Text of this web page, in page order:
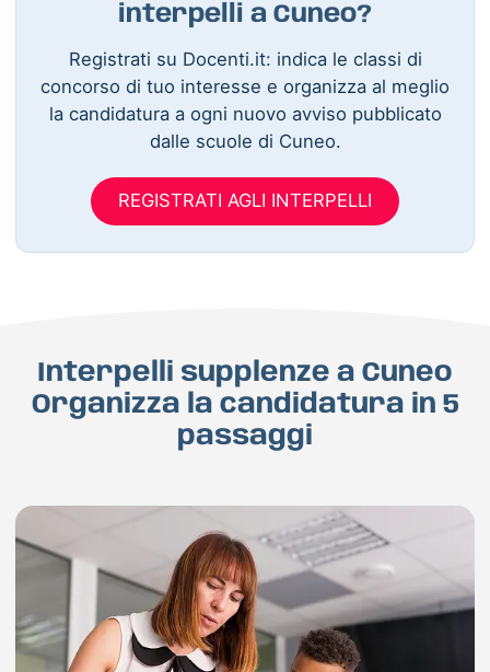
interpelli a Cuneo?
Registrati su Docenti.it: indica le classi di
concorso di tuo interesse e organizza al meglio
la candidatura a ogni nuovo avviso pubblicato
dalle scuole di Cuneo.
REGISTRATI AGLI INTERPELLI
Interpelli supplenze a Cuneo
Organizza la candidatura in 5
passaggi